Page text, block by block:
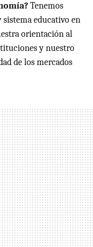
Tenemos
educativo en
orientación al
y nuestro
de los mercados